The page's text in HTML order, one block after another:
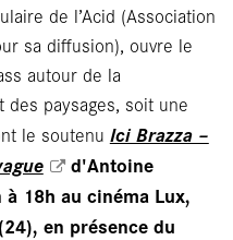
de l’Acid (Association
sa diffusion), ouvre le
autour de la
paysages, soit une
le soutenu Ici Brazza –
d'Antoine
18h au cinéma Lux,
en présence du